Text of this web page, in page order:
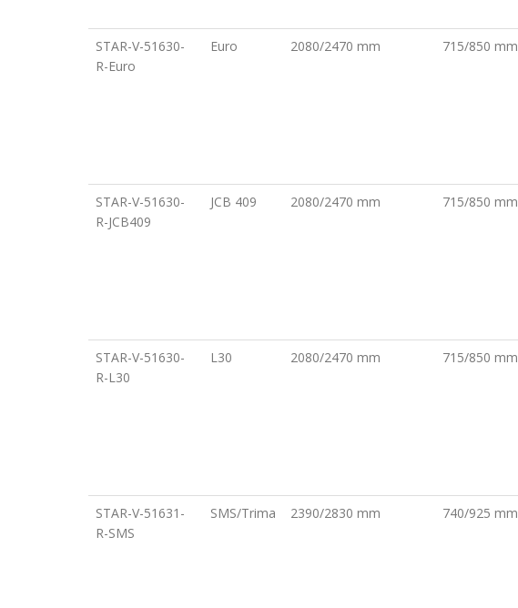
STAR-V-51630-
R-Euro
Euro 2080/2470 mm 715/850 mm
STAR-V-51630-
R-JCB409
JCB 409 2080/2470 mm 715/850 mm
STAR-V-51630-
R-L30
L30 2080/2470 mm 715/850 mm
STAR-V-51631-
R-SMS
SMS/Trima 2390/2830 mm 740/925 mm